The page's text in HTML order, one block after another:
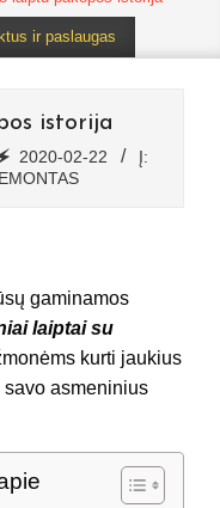
ir paslaugas
istorija
2020-02-22
Į:
gaminamos
laiptai su
kurti jaukius
savo asmeninius